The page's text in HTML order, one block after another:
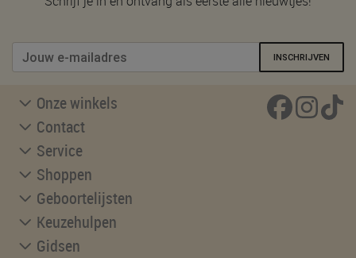
INSCHRIJVEN
Onze winkels
Contact
Service
Shoppen
Geboortelijsten
Keuzehulpen
Gidsen